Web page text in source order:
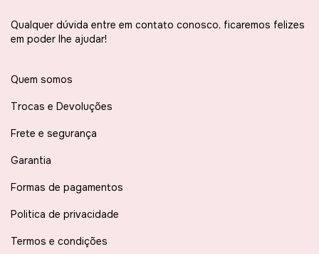
Qualquer dúvida entre em contato conosco, ficaremos felizes
em poder lhe ajudar!
Quem somos
Trocas e Devoluções
Frete e segurança
Garantia
Formas de pagamentos
Politica de privacidade
Termos e condições